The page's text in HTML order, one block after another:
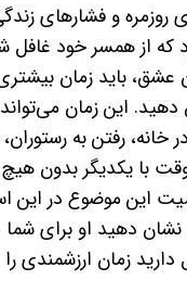
روزمره و فشارهای
که از همسر خود غافل
عشق، باید زمان
این زمان
خانه، رفتن به
با یکدیگر بدون
این موضوع در این
دهید او برای
دارید زمان ارزشمندی